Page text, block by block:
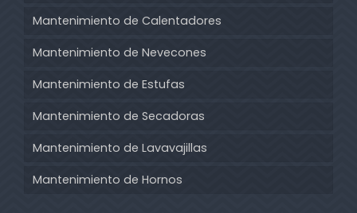
Mantenimiento de Calentadores
Mantenimiento de Nevecones
Mantenimiento de Estufas
Mantenimiento de Secadoras
Mantenimiento de Lavavajillas
Mantenimiento de Hornos